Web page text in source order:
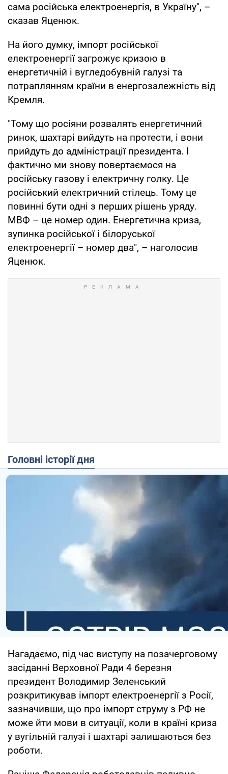
сама російська електроенергія, в Україну", –
сказав Яценюк.
На його думку, імпорт російської
електроенергії загрожує кризою в
енергетичній і вугледобувній галузі та
потраплянням країни в енергозалежність від
Кремля.
"Тому що росіяни розвалять енергетичний
ринок, шахтарі вийдуть на протести, і вони
прийдуть до адміністрації президента. І
фактично ми знову повертаємося на
російську газову і електричну голку. Це
російський електричний стілець. Тому це
повинні бути одні з перших рішень уряду.
МВФ – це номер один. Енергетична криза,
зупинка російської і білоруської
електроенергії – номер два", – наголосив
Яценюк.
Головні історії дня
Нагадаємо, під час виступу на позачерговому
засіданні Верховної Ради 4 березня
президент Володимир Зеленський
розкритикував імпорт електроенергії з Росії,
зазначивши, що про імпорт струму з РФ не
може йти мови в ситуації, коли в країні криза
у вугільній галузі і шахтарі залишаються без
роботи.